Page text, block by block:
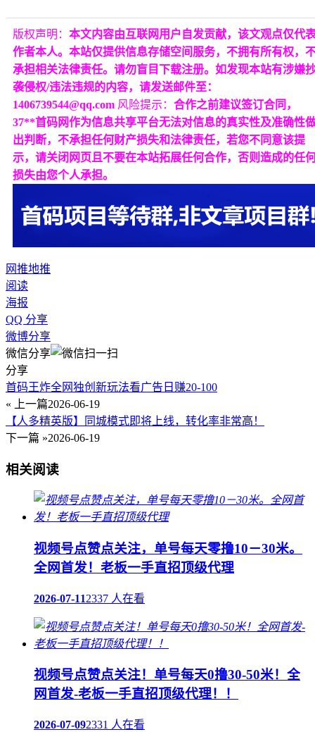
版权声明： 本文内容由互联网用户自发贡献，该文观点仅代
作者本人。本站仅提供信息存储空间服务，不拥有所有权，
承担相关法律责任。请勿盲目下载注册。如发现本站有涉嫌
袭侵权/违法违规的内容，请发送邮件至：
1406739544@qq.com 风险提示： 合作之前建议签订合同，
37**首码网作为信息共享平台无法对信息的真实性及准确性
出判断，不承担任何财产损失和法律责任，若您不同意该提
示，请关闭网页且不要在本站拓展任何合作，否则造成的任
损失由您个人承担。
网推地推
阅读
海报
QQ 分享
微博分享
微信分享
分享
首码王炸全网独创新玩法看广告日赚20-100
« 上一篇2026-06-19
【人多精英版】同城模式即将上线，转化率非常高！
下一篇 »2026-06-19
相关阅读
视频号点赞点关注，单号每天零撸10－30米。
全网首发！老板一手直招顶级代理
2026-07-112337 人在看
视频号点赞点关注！单号每天0撸30-50米！全
网首发-老板一手直招顶级代理！！
2026-07-092331 人在看